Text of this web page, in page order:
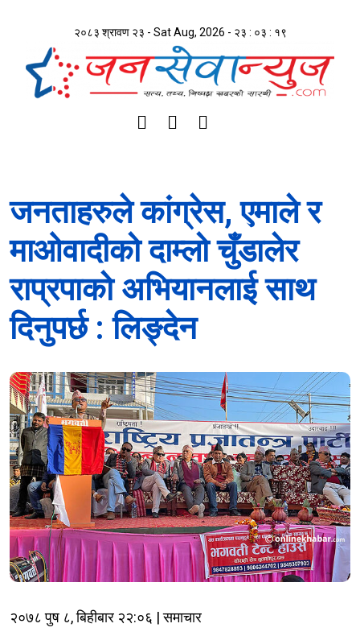
२०८३ श्रावण २३ - Sat Aug, 2026 - २३ : ०३ : २०
जनताहरुले कांग्रेस, एमाले र
माओवादीको दाम्लो चुँडालेर
राप्रपाको अभियानलाई साथ
दिनुपर्छ : लिङ्देन
२०७८ पुष ८, बिहीबार २२:०६ | समाचार